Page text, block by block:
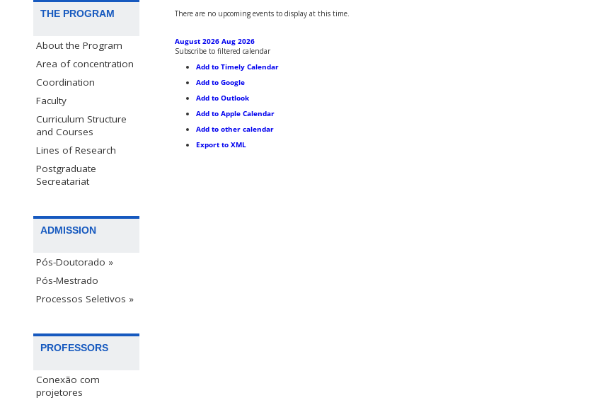
THE PROGRAM
About the Program
Area of concentration
Coordination
Faculty
Curriculum Structure
and Courses
Lines of Research
Postgraduate
Secreatariat
ADMISSION
Pós-Doutorado »
Pós-Mestrado
Processos Seletivos »
PROFESSORS
Conexão com
projetores
There are no upcoming events to display at this time.
August 2026 Aug 2026
Subscribe to filtered calendar
Add to Timely Calendar
Add to Google
Add to Outlook
Add to Apple Calendar
Add to other calendar
Export to XML